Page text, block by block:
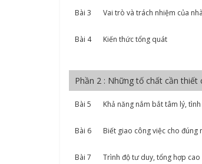
Bài 3 Vai trò và trách nhiệm của
Bài 4 Kiến thức tổng quát
Phần 2 : Những tố chất cần
Bài 5 Khả năng nắm bắt tâm lý,
Bài 6 Biết giao công việc cho đúng
Bài 7 Trình độ tư duy, tổng hợp cao